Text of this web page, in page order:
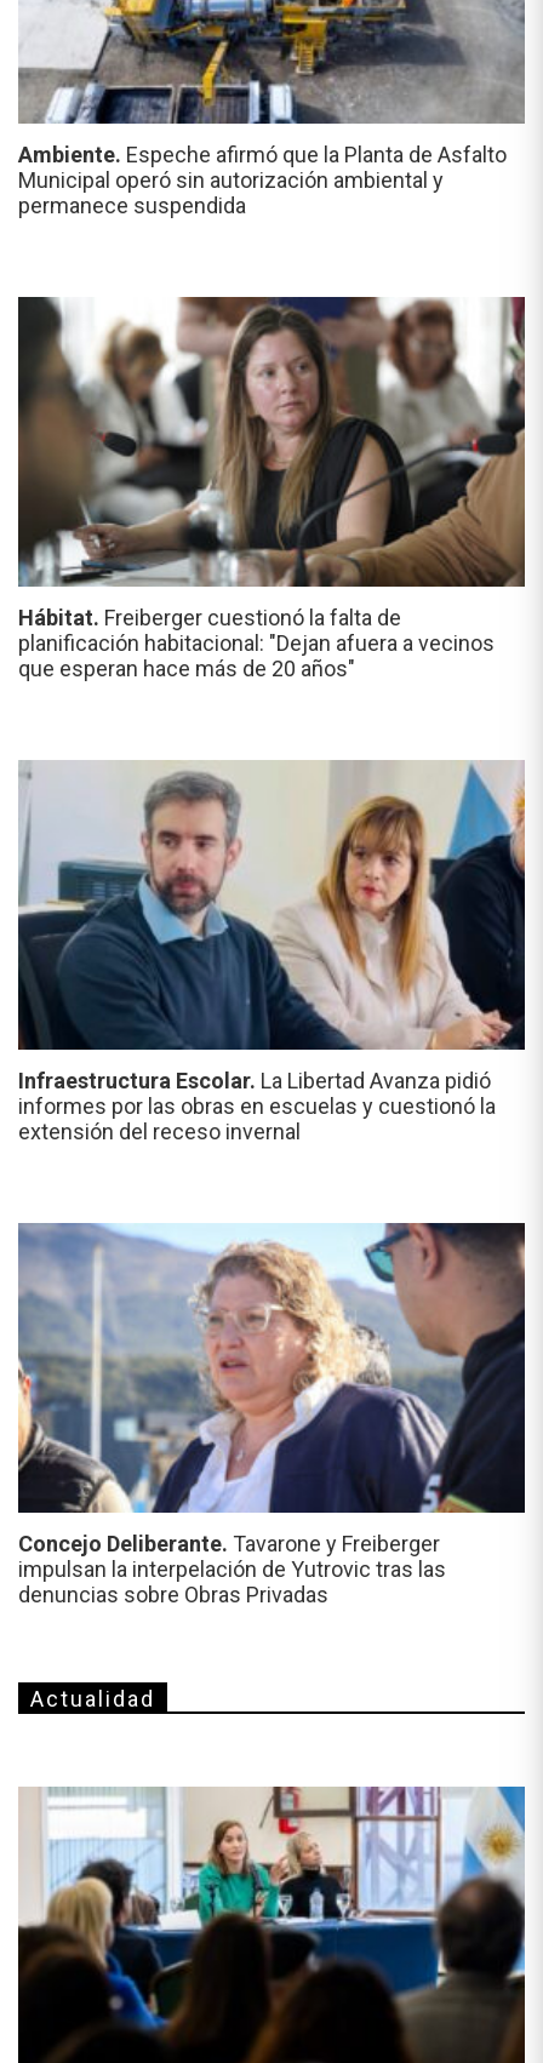
Ambiente. Espeche afirmó que la Planta de Asfalto
Municipal operó sin autorización ambiental y
permanece suspendida
Hábitat. Freiberger cuestionó la falta de
planificación habitacional: "Dejan afuera a vecinos
que esperan hace más de 20 años"
Infraestructura Escolar. La Libertad Avanza pidió
informes por las obras en escuelas y cuestionó la
extensión del receso invernal
Concejo Deliberante. Tavarone y Freiberger
impulsan la interpelación de Yutrovic tras las
denuncias sobre Obras Privadas
Actualidad